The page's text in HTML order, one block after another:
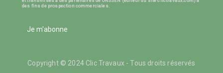
des fins de prospection commerciales.
Je m'abonne
Copyright © 2024 Clic Travaux - Tous droits réservés